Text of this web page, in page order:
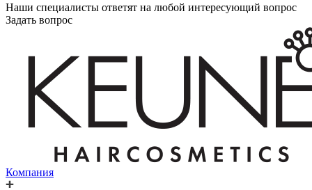
Наши специалисты ответят на любой интересующий вопрос
Задать вопрос
Компания